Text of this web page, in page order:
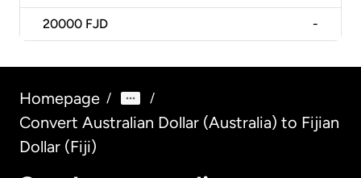
20000 FJD -
Homepage / /
Convert Australian Dollar (Australia) to Fijian
Dollar (Fiji)